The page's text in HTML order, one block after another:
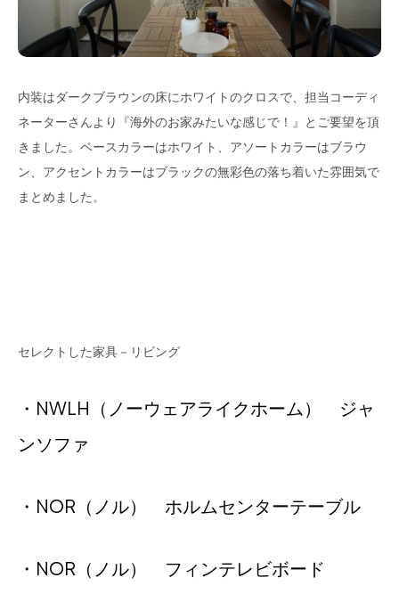
内装はダークブラウンの床にホワイトのクロスで、担当コーディ
ネーターさんより『海外のお家みたいな感じで！』とご要望を頂
きました。ベースカラーはホワイト、アソートカラーはブラウ
ン、アクセントカラーはブラックの無彩色の落ち着いた雰囲気で
まとめました。
セレクトした家具－リビング
・NWLH（ノーウェアライクホーム） ジャ
ンソファ
・NOR（ノル） ホルムセンターテーブル
・NOR（ノル） フィンテレビボード